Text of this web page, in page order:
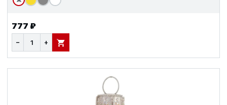
777 ₽
− + В КОРЗИНУ